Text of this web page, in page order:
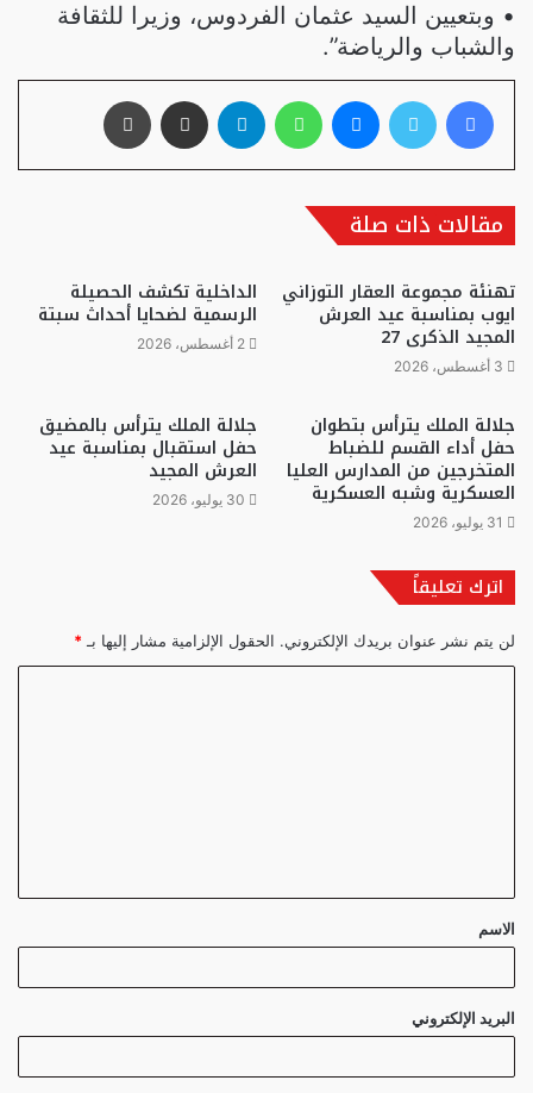
• وبتعيين السيد عثمان الفردوس، وزيرا للثقافة
والشباب والرياضة”.
فيسبوك تويتر ماسنجر واتساب تيلقرام مشاركة عبر البريد
مقالات ذات صلة
تهنئة مجموعة العقار التوزاني
ايوب بمناسبة عيد العرش
المجيد الذكرى 27
3 أغسطس، 2026
الداخلية تكشف الحصيلة
الرسمية لضحايا أحداث سبتة
2 أغسطس، 2026
جلالة الملك يترأس بتطوان
حفل أداء القسم للضباط
المتخرجين من المدارس العليا
العسكرية وشبه العسكرية
31 يوليو، 2026
جلالة الملك يترأس بالمضيق
حفل استقبال بمناسبة عيد
العرش المجيد
30 يوليو، 2026
اترك تعليقاً
لن يتم نشر عنوان بريدك الإلكتروني. الحقول الإلزامية مشار إليها بـ *
ق
*
الاسم
البريد الإلكتروني